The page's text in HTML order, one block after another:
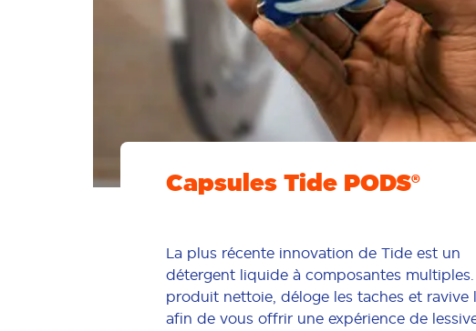
Capsules Tide PODS®
La plus récente innovation de Tide est un
détergent liquide à composantes multiples.
produit nettoie, déloge les taches et ravive
afin de vous offrir une expérience de